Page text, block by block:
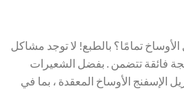
تمامًا؟ بالطبع! لا توجد مشاكل
فائقة تتضمن . بفضل الشعيرات
الإسفنج الأوساخ المعقدة ، بما في